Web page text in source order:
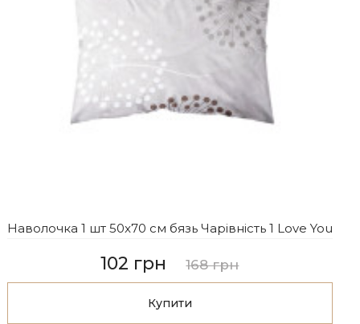
Наволочка 1 шт 50x70 см бязь Чарівність 1 Love You
102 грн 168 грн
Купити